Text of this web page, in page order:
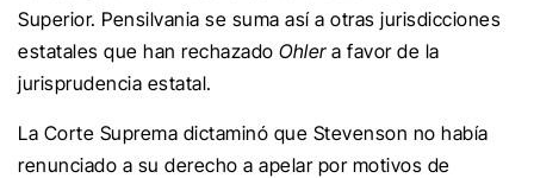
Superior. Pensilvania se suma así a otras jurisdicciones
estatales que han rechazado Ohler a favor de la
jurisprudencia estatal.
La Corte Suprema dictaminó que Stevenson no había
renunciado a su derecho a apelar por motivos de